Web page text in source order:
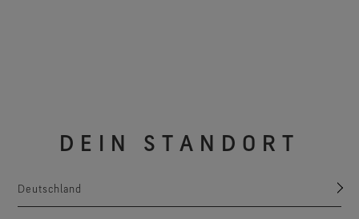
DEIN STANDORT
Deutschland